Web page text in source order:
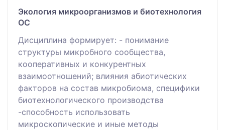
Экология микроорганизмов и биотехнология
ОС
Дисциплина формирует: - понимание
структуры микробного сообщества,
кооперативных и конкурентных
взаимоотношений; влияния абиотических
факторов на состав микробиома, специфики
биотехнологического производства
-способность использовать
микроскопические и иные методы